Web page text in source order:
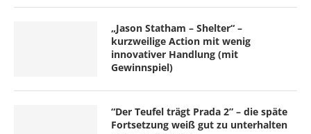
„Jason Statham – Shelter“ –
kurzweilige Action mit wenig
innovativer Handlung (mit
Gewinnspiel)
“Der Teufel trägt Prada 2” – die späte
Fortsetzung weiß gut zu unterhalten